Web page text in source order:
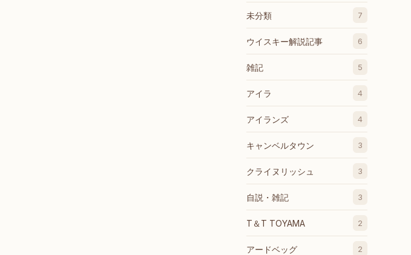
未分類 7
ウイスキー解説記事 6
雑記 5
アイラ 4
アイランズ 4
キャンベルタウン 3
クライヌリッシュ 3
自説・雑記 3
T＆T TOYAMA 2
アードベッグ 2